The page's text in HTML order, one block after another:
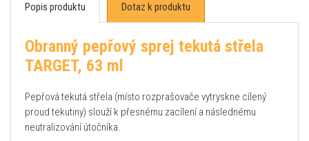
Popis produktu Dotaz k produktu
Obranný pepřový sprej tekutá střela
TARGET, 63 ml
Pepřová tekutá střela (místo rozprašovače vytryskne cílený
proud tekutiny) slouží k přesnému zacílení a následnému
neutralizování útočníka.